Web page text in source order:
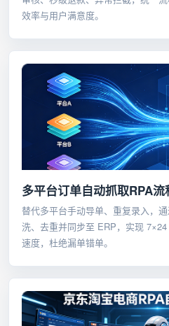
效率与用户满意度。
多平台订单自动抓取RPA流
替代多平台手动导单、重复录入，
洗、去重并同步至 ERP，实现
速度，杜绝漏单错单。